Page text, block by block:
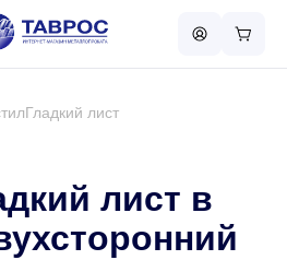
Гладкий лист
лист в